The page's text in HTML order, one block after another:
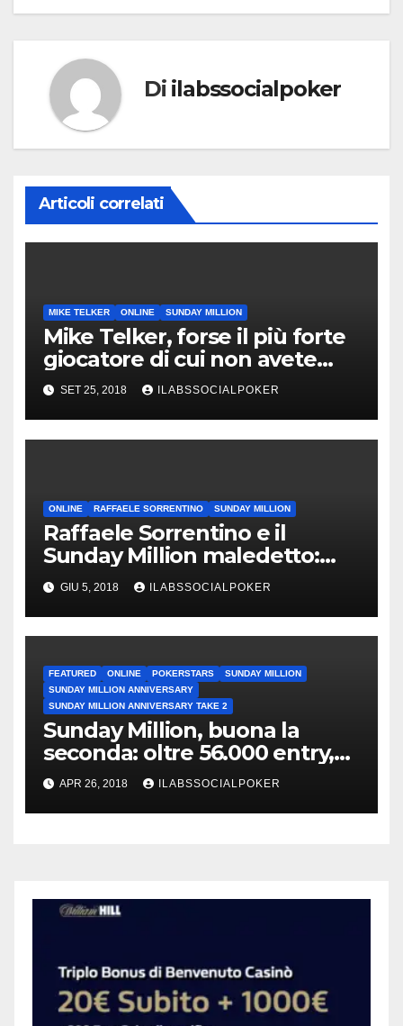
Di ilabssocialpoker
Articoli correlati
MIKE TELKER ONLINE SUNDAY MILLION
Mike Telker, forse il più forte
giocatore di cui non avete
mai sentito parlare
SET 25, 2018 ILABSSOCIALPOKER
ONLINE RAFFAELE SORRENTINO SUNDAY MILLION
Raffaele Sorrentino e il
Sunday Million maledetto:
“Ennesima deep run, ma
prima o poi…”
GIU 5, 2018 ILABSSOCIALPOKER
FEATURED ONLINE POKERSTARS
SUNDAY MILLION
SUNDAY MILLION ANNIVERSARY
SUNDAY MILLION ANNIVERSARY TAKE 2
Sunday Million, buona la
seconda: oltre 56.000 entry,
mai così tante dal 2011
APR 26, 2018 ILABSSOCIALPOKER